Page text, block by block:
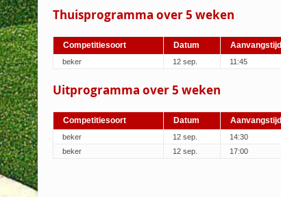
Thuisprogramma over 5 weken
Competitiesoort Datum Aanvangstijd
beker 12 sep. 11:45
Uitprogramma over 5 weken
Competitiesoort Datum Aanvangstijd
beker 12 sep. 14:30
beker
12 sep. 17:00